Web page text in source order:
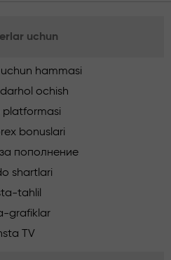
uchun
hammasi
ochish
platformasi
bonuslari
пополнение
shartlari
tahlil
grafiklar
TV